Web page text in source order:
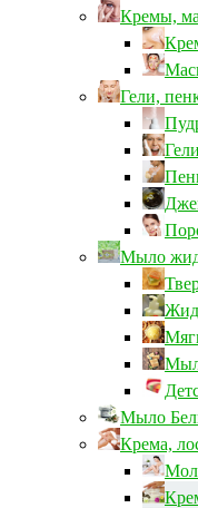
Кремы,
Гели,
Гели
Мыло
Мыло
Крема,